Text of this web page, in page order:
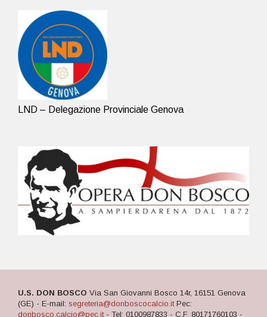
LND – Delegazione Provinciale Genova
U.S. DON BOSCO Via San Giovanni Bosco 14r, 16151 Genova
(GE) - E-mail: segreteria@donboscocalcio.itPec:
donbosco.calcio@pec.it- Tel: 0100987833 - C.F. 80171760103 -